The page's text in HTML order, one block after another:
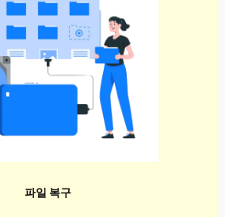
파일 복구